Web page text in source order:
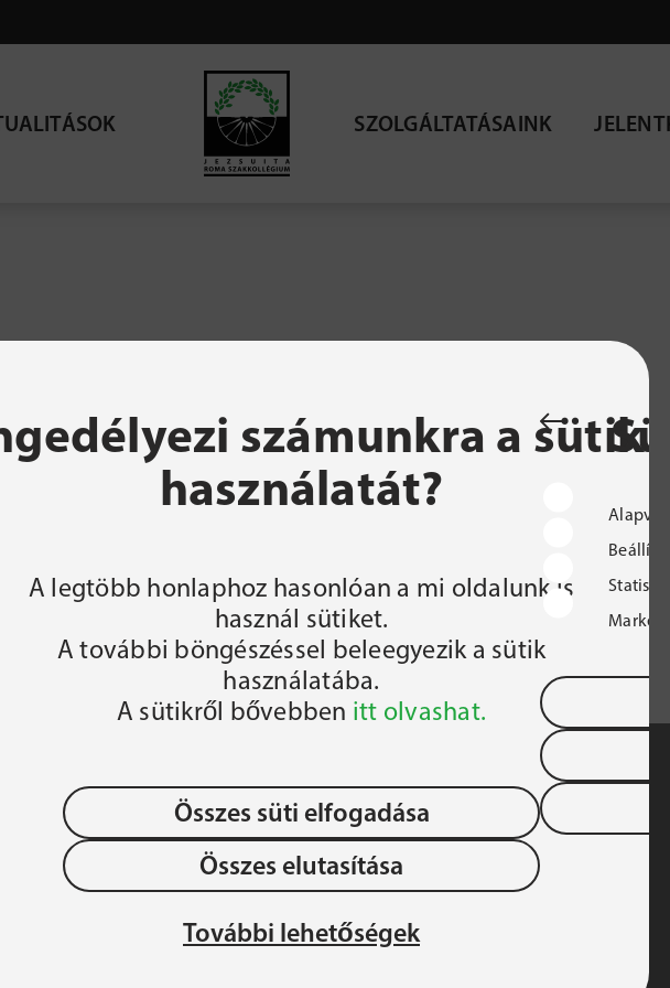
számunkra a sütik
használatát?
A legtöbb honlaphoz hasonlóan a mi oldalunk is
használ sütiket.
A további böngészéssel beleegyezik a sütik
használatába.
A sütikről bővebben itt olvashat.
Összes süti elfogadása
Összes elutasítása
További lehetőségek
SZOLGÁLTATÁSAINK
oldal nem található
Adatvédelem